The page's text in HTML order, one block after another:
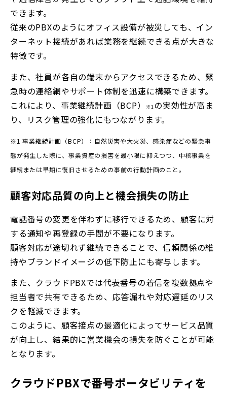
できます。
従来のPBXのようにオフィス設備が被災しても、イン
ターネット接続があれば業務を継続できる点が大きな
特徴です。
また、社員が各自の端末からアクセスできるため、緊
急時の連絡網やサポート体制を迅速に構築できます。
これにより、事業継続計画（BCP）
※1 の実効性が高ま
り、リスク管理の強化にもつながります。
※1 事業継続計画（BCP）： 自然災害や大火災、感染症などの緊急事
態が発生した際に、事業資産の損害を最小限に抑えつつ、中核事業を
継続または早期に復旧させるための事前の行動計画のこと。
顧客対応品質の向上と機会損失の防止
電話番号の変更を伴わずに移行できるため、顧客に対
する通知や再登録の手間が不要になります。
顧客対応が途切れず継続できることで、信頼関係の維
持やブランドイメージの低下防止にも寄与します。
また、クラウドPBXでは代表番号の着信を複数拠点や
担当者で共有できるため、応答漏れや対応遅延のリス
クを軽減できます。
このように、顧客接点の最適化によってサービス品質
が向上し、結果的に営業機会の損失を防ぐことが可能
となります。
クラウドPBXで番号ポータビリティを